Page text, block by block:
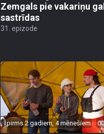
Zemgals pie vakariņu
sastrīdas
31. epizode
pirms 2 gadiem, 4 mēnešiem